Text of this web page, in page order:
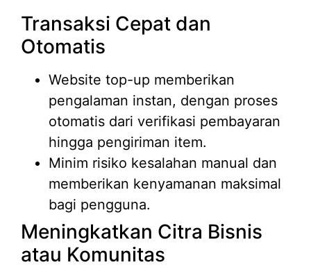
Transaksi Cepat dan
Otomatis
Website top-up memberikan
pengalaman instan, dengan proses
otomatis dari verifikasi pembayaran
hingga pengiriman item.
Minim risiko kesalahan manual dan
memberikan kenyamanan maksimal
bagi pengguna.
Meningkatkan Citra Bisnis
atau Komunitas